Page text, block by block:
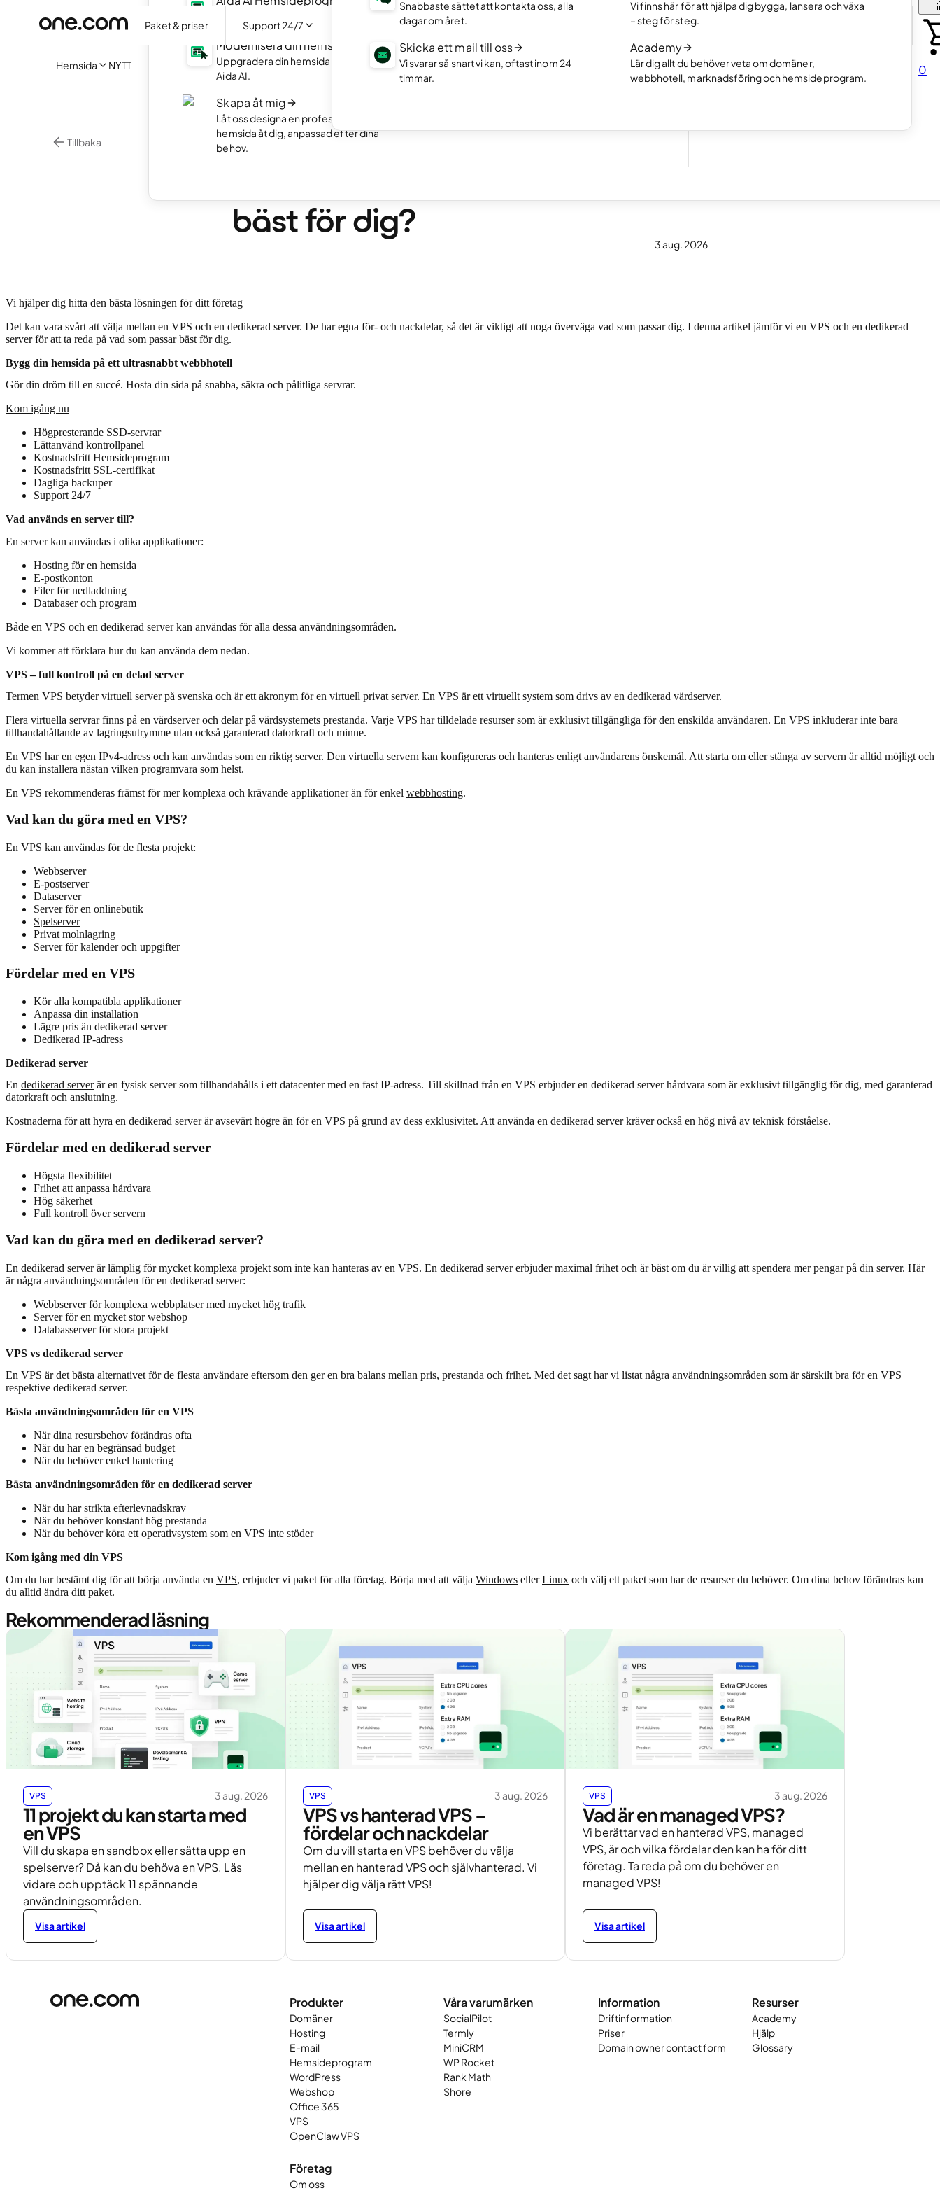
Paket & priser Support 24/7
Snabbaste sättet att kontakta oss, alla
dagar om året.
Skicka ett mail till oss
Vi svarar så snart vi kan, oftast inom 24
timmar.
Vi finns här för att hjälpa dig bygga, lansera och växa
– steg för steg.
Academy
Lär dig allt du behöver veta om domäner,
webbhotell, marknadsföring och hemsideprogram.
0
Hemsida NYTT
Modernisera din hemsida NYTT
Uppgradera din hemsida snabbt med
Aida AI.
Skapa åt mig
Låt oss designa en professionell
hemsida åt dig, anpassad efter dina
behov.
Visa upp din bästa sida med en snygg portfolio.
Starta en webshop
Öppna din egen webshop och börja sälja.
Läs mer
Tillbaka
bäst för dig?
3 aug. 2026
Vi hjälper dig hitta den bästa lösningen för ditt företag
Det kan vara svårt att välja mellan en VPS och en dedikerad server. De har egna för- och nackdelar, så det är viktigt att noga överväga vad som passar dig. I denna artikel jämför vi en VPS och en dedikerad
server för att ta reda på vad som passar bäst för dig.
Bygg din hemsida på ett ultrasnabbt webbhotell
Gör din dröm till en succé. Hosta din sida på snabba, säkra och pålitliga servrar.
Kom igång nu
Högpresterande SSD-servrar
Lättanvänd kontrollpanel
Kostnadsfritt Hemsideprogram
Kostnadsfritt SSL-certifikat
Dagliga backuper
Support 24/7
Vad används en server till?
En server kan användas i olika applikationer:
Hosting för en hemsida
E-postkonton
Filer för nedladdning
Databaser och program
Både en VPS och en dedikerad server kan användas för alla dessa användningsområden.
Vi kommer att förklara hur du kan använda dem nedan.
VPS – full kontroll på en delad server
Termen VPS betyder virtuell server på svenska och är ett akronym för en virtuell privat server. En VPS är ett virtuellt system som drivs av en dedikerad värdserver.
Flera virtuella servrar finns på en värdserver och delar på värdsystemets prestanda. Varje VPS har tilldelade resurser som är exklusivt tillgängliga för den enskilda användaren. En VPS inkluderar inte bara
tillhandahållande av lagringsutrymme utan också garanterad datorkraft och minne.
En VPS har en egen IPv4-adress och kan användas som en riktig server. Den virtuella servern kan konfigureras och hanteras enligt användarens önskemål. Att starta om eller stänga av servern är alltid möjligt och
du kan installera nästan vilken programvara som helst.
En VPS rekommenderas främst för mer komplexa och krävande applikationer än för enkel webbhosting.
Vad kan du göra med en VPS?
En VPS kan användas för de flesta projekt:
Webbserver
E-postserver
Dataserver
Server för en onlinebutik
Spelserver
Privat molnlagring
Server för kalender och uppgifter
Fördelar med en VPS
Kör alla kompatibla applikationer
Anpassa din installation
Lägre pris än dedikerad server
Dedikerad IP-adress
Dedikerad server
En dedikerad serverär en fysisk server som tillhandahålls i ett datacenter med en fast IP-adress. Till skillnad från en VPS erbjuder en dedikerad server hårdvara som är exklusivt tillgänglig för dig, med garanterad
datorkraft och anslutning.
Kostnaderna för att hyra en dedikerad server är avsevärt högre än för en VPS på grund av dess exklusivitet. Att använda en dedikerad server kräver också en hög nivå av teknisk förståelse.
Fördelar med en dedikerad server
Högsta flexibilitet
Frihet att anpassa hårdvara
Hög säkerhet
Full kontroll över servern
Vad kan du göra med en dedikerad server?
En dedikerad server är lämplig för mycket komplexa projekt som inte kan hanteras av en VPS. En dedikerad server erbjuder maximal frihet och är bäst om du är villig att spendera mer pengar på din server. Här
är några användningsområden för en dedikerad server:
Webbserver för komplexa webbplatser med mycket hög trafik
Server för en mycket stor webshop
Databasserver för stora projekt
VPS vs dedikerad server
En VPS är det bästa alternativet för de flesta användare eftersom den ger en bra balans mellan pris, prestanda och frihet. Med det sagt har vi listat några användningsområden som är särskilt bra för en VPS
respektive dedikerad server.
Bästa användningsområden för en VPS
När dina resursbehov förändras ofta
När du har en begränsad budget
När du behöver enkel hantering
Bästa användningsområden för en dedikerad server
När du har strikta efterlevnadskrav
När du behöver konstant hög prestanda
När du behöver köra ett operativsystem som en VPS inte stöder
Kom igång med din VPS
Om du har bestämt dig för att börja använda en VPS, erbjuder vi paket för alla företag. Börja med att välja Windows ellerLinux och välj ett paket som har de resurser du behöver. Om dina behov förändras kan
du alltid ändra ditt paket.
Rekommenderad läsning
VPS 3 aug. 2026
11 projekt du kan starta med
en VPS
Vill du skapa en sandbox eller sätta upp en
spelserver? Då kan du behöva en VPS. Läs
vidare och upptäck 11 spännande
användningsområden.
Visa artikel
VPS 3 aug. 2026
VPS vs hanterad VPS –
fördelar och nackdelar
Om du vill starta en VPS behöver du välja
mellan en hanterad VPS och självhanterad. Vi
hjälper dig välja rätt VPS!
Visa artikel
VPS 3 aug. 2026
Vad är en managed VPS?
Vi berättar vad en hanterad VPS, managed
VPS, är och vilka fördelar den kan ha för ditt
företag. Ta reda på om du behöver en
managed VPS!
Visa artikel
Produkter
Domäner
Hosting
E-mail
Hemsideprogram
WordPress
Webshop
Office 365
VPS
OpenClaw VPS
Våra varumärken
SocialPilot
Termly
MiniCRM
WP Rocket
Rank Math
Shore
Information
Driftinformation
Priser
Domain owner contact form
Resurser
Academy
Hjälp
Glossary
Företag
Om oss